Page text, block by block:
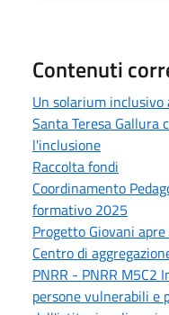
Contenuti
Un solarium inclusivo
Santa Teresa Gallura
l'inclusione
Raccolta fondi
Coordinamento
formativo 2025
Progetto Giovani
Centro di
PNRR - PNRR M5C2
persone vulnerabili e